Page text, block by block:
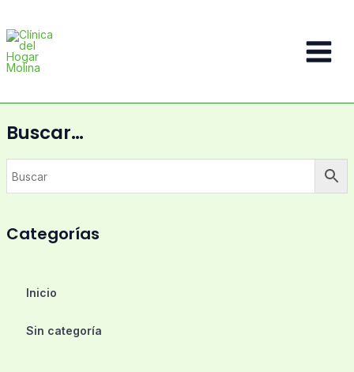
contenido
Main
Buscar…
Categorías
Inicio
Sin categoría